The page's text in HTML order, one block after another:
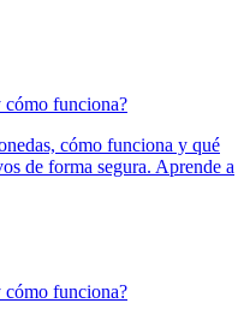
cómo funciona?
cómo funciona y qué
de forma segura. Aprende a
cómo funciona?